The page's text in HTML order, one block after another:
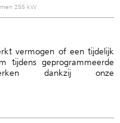
255 kW
vermogen of een tijdelijk
tijdens geprogrammeerde
dankzij onze